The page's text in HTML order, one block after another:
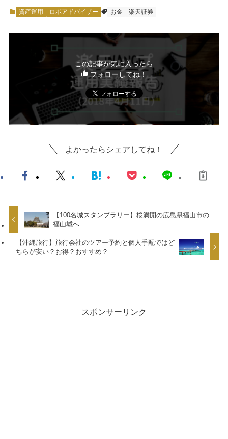
資産運用 ロボアドバイザー お金 楽天証券
この記事が気に入ったら
フォローしてね！
よかったらシェアしてね！
【100名城スタンプラリー】桜満開の広島県福山市の
福山城へ
【沖縄旅行】旅行会社のツアー予約と個人手配ではど
ちらが安い？お得？おすすめ？
スポンサーリンク